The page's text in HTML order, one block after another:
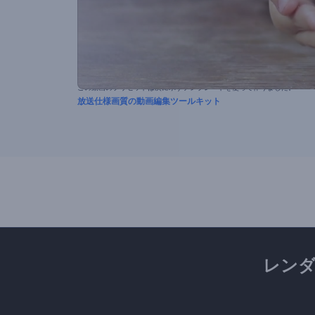
この動画のプリセットは次に示すテンプレートを使って作りました。
放送仕様画質の動画編集ツールキット
レン